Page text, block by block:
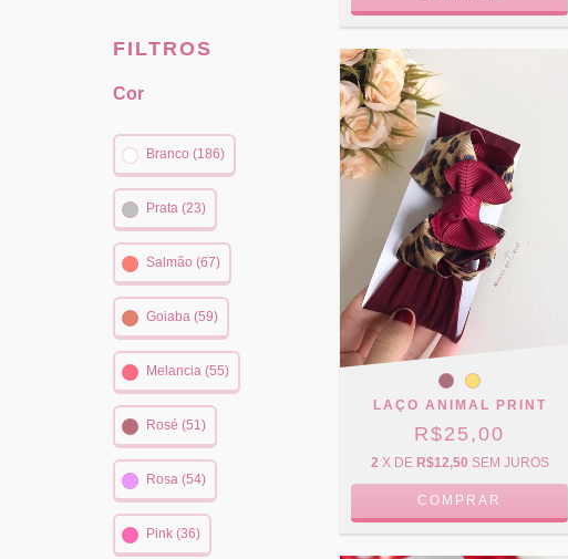
FILTROS
Cor
Branco (186)
Prata (23)
Salmão (67)
Goiaba (59)
Melancia (55)
Rosé (51)
Rosa (54)
Pink (36)
LAÇO ANIMAL PRINT
R$25,00
2 X DE R$12,50 SEM JUROS
COMPRAR